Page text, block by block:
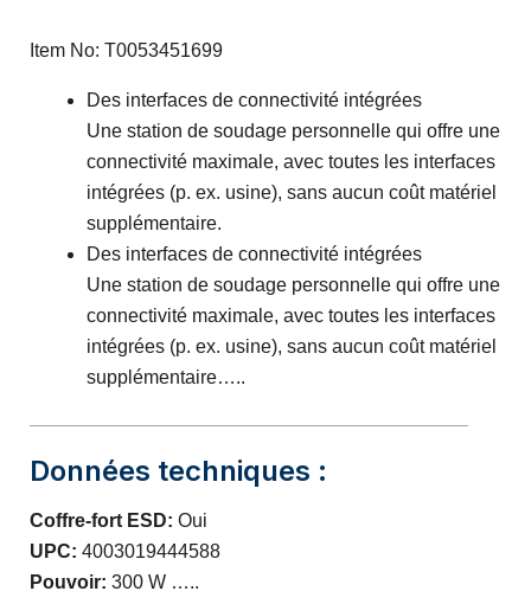
Item No: T0053451699
Des interfaces de connectivité intégrées
Une station de soudage personnelle qui offre une
connectivité maximale, avec toutes les interfaces
intégrées (p. ex. usine), sans aucun coût matériel
supplémentaire.
Des interfaces de connectivité intégrées
Une station de soudage personnelle qui offre une
connectivité maximale, avec toutes les interfaces
intégrées (p. ex. usine), sans aucun coût matériel
supplémentaire…..
Données techniques :
Coffre-fort ESD: Oui
UPC: 4003019444588
Pouvoir: 300 W …..